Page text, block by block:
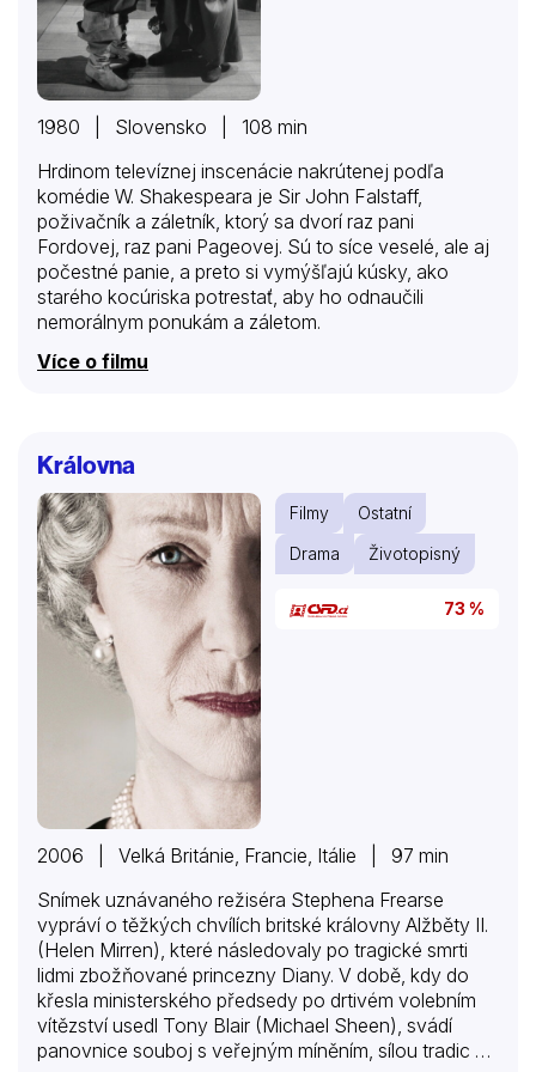
1980 | Slovensko | 108 min
Hrdinom televíznej inscenácie nakrútenej podľa
komédie W. Shakespeara je Sir John Falstaff,
poživačník a záletník, ktorý sa dvorí raz pani
Fordovej, raz pani Pageovej. Sú to síce veselé, ale aj
počestné panie, a preto si vymýšľajú kúsky, ako
starého kocúriska potrestať, aby ho odnaučili
nemorálnym ponukám a záletom.
Více o filmu
Královna
Filmy
Ostatní
Drama
Životopisný
73 %
2006 | Velká Británie, Francie, Itálie | 97 min
Snímek uznávaného režiséra Stephena Frearse
vypráví o těžkých chvílích britské královny Alžběty II.
(Helen Mirren), které následovaly po tragické smrti
lidmi zbožňované princezny Diany. V době, kdy do
křesla ministerského předsedy po drtivém volebním
vítězství usedl Tony Blair (Michael Sheen), svádí
panovnice souboj s veřejným míněním, sílou tradic a